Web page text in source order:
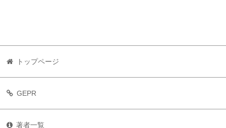
トップページ
GEPR
著者一覧